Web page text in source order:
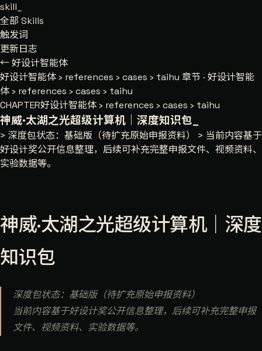
skill
全部 Skills
触发词
更新日志
← 好设计智能体
好设计智能体› references › cases › taihu 章节 · 好设计智能
体 › references › cases › taihu
CHAPTER好设计智能体 › references › cases › taihu
神威·太湖之光超级计算机｜深度知识包
> 深度包状态：基础版（待扩充原始申报资料） > 当前内容基于
好设计奖公开信息整理，后续可补充完整申报文件、视频资料、
实验数据等。
神威·太湖之光超级计算机｜深度
知识包
深度包状态：基础版（待扩充原始申报资料）
当前内容基于好设计奖公开信息整理，后续可补充完整申报
文件、视频资料、实验数据等。